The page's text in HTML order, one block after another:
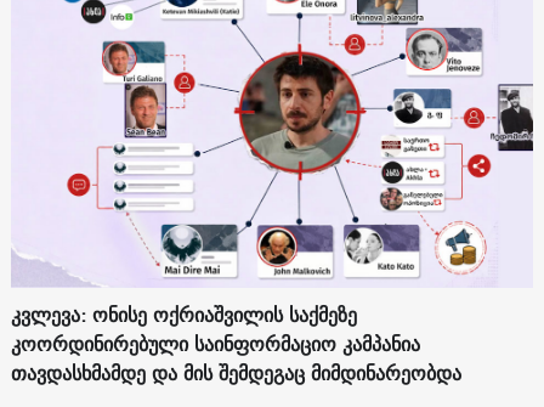
კვლევა: ონისე ოქრიაშვილის საქმეზე
კოორდინირებული საინფორმაციო კამპანია
თავდასხმამდე და მის შემდეგაც მიმდინარეობდა